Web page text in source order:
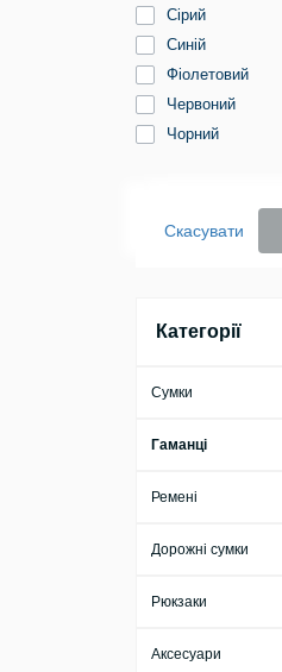
Сірий
Синій
Фіолетовий
Червоний
Чорний
Скасувати
Категорії
Сумки
Гаманці
Ремені
Дорожні сумки
Рюкзаки
Аксесуари